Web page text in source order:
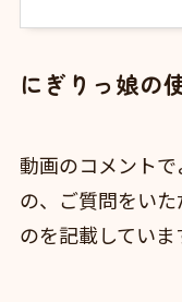
にぎりっ娘の
動画のコメント
の、ご質問をい
のを記載していま